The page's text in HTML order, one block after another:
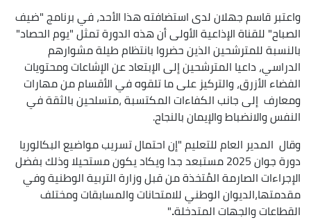
واعتبر قاسم جهلان لدى استضافته هذا الأحد، في برنامج "ضيف
الصباح" للقناة الإذاعية الأولى أن هذه الدورة تمثل "يوم الحصاد"
بالنسبة للمترشحين الذين حضروا بانتظام طيلة مشوارهم
الدراسي، داعيا المترشحين إلى الإبتعاد عن الإشاعات ومحتويات
الفضاء الأزرق، والتركيز على ما تلقوه في الأقسام من مهارات
ومعارف إلى جانب الكفاءات المكتسبة ،متسلحين بالثقة في
النفس والانضباط والإيمان بالنجاح.
وقال المدير العام للتعليم "إن احتمال تسريب مواضيع البكالوريا
دورة جوان 2025 مستبعد جدا ويكاد يكون مستحيلا وذلك بفضل
الإجراءات الصارمة المُتخذة من قبل وزارة التربية الوطنية وفي
مقدمتها،الديوان الوطني للامتحانات والمسابقات ومختلف
القطاعات والجهات المتدخلة.."